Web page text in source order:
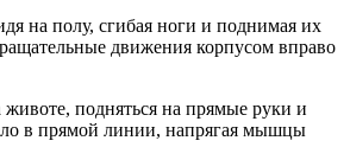
на полу, сгибая ноги и поднимая их
движения корпусом вправо
подняться на прямые руки и
в прямой линии, напрягая мышцы